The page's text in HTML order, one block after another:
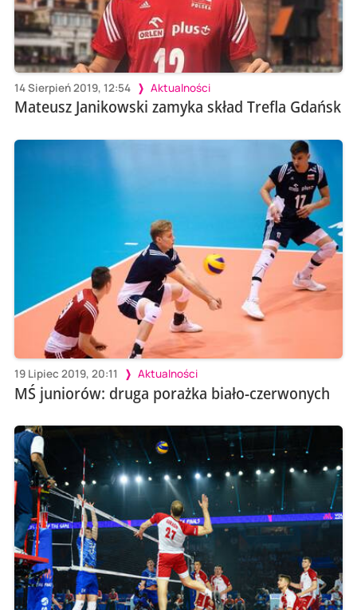
14 Sierpień 2019, 12:54 Aktualności
Mateusz Janikowski zamyka skład Trefla Gdańsk
19 Lipiec 2019, 20:11 Aktualności
MŚ juniorów: druga porażka biało-czerwonych